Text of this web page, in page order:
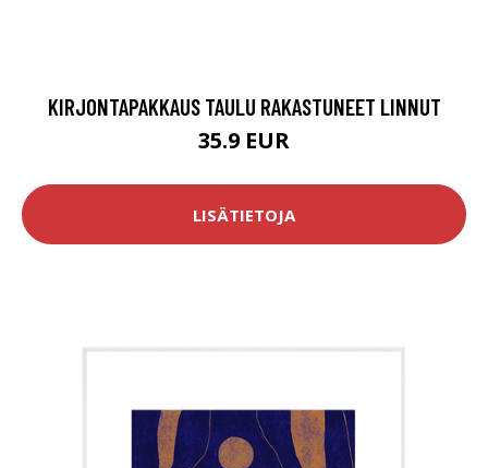
KIRJONTAPAKKAUS TAULU RAKASTUNEET LINNUT
35.9 EUR
LISÄTIETOJA